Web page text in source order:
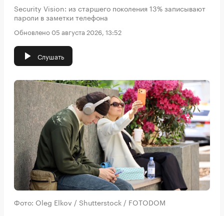
Security Vision: из старшего поколения 13% записывают
пароли в заметки телефона
Обновлено 05 августа 2026, 13:52
Слушать
Фото: Oleg Elkov / Shutterstock / FOTODOM